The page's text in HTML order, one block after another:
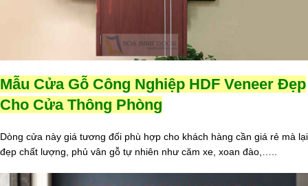
Mẫu Cửa Gỗ Công Nghiệp HDF Veneer Đẹp
Cho Cửa Thông Phòng
Dòng cửa này giá tương đối phù hợp cho khách hàng cần giá rẻ mà lại
đẹp chất lượng, phủ vân gỗ tự nhiên như căm xe, xoan đào,…..